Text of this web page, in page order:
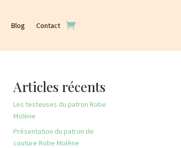
Blog Contact
Articles récents
Les testeuses du patron Robe
Molène
Présentation du patron de
couture Robe Molène